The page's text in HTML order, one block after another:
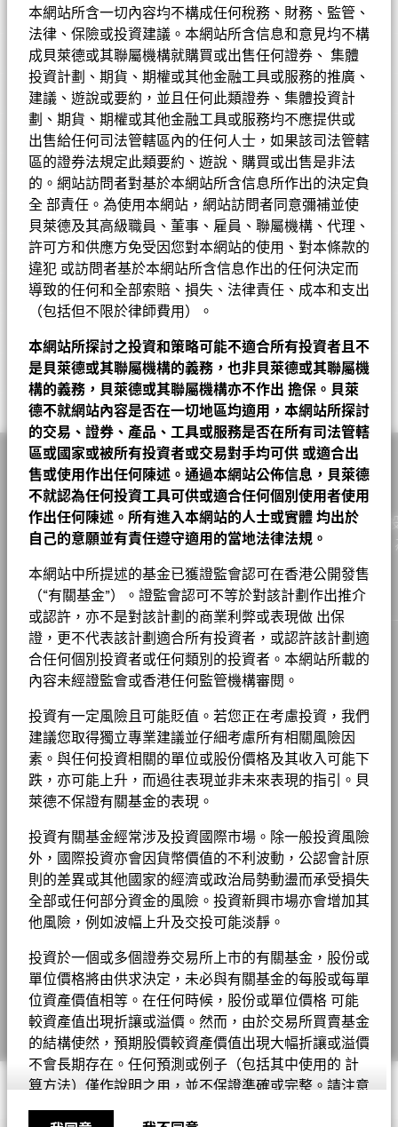
本網站所含一切內容均不構成任何稅務、財務、監管、
法律、保險或投資建議。本網站所含信息和意見均不構
成貝萊德或其聯屬機構就購買或出售任何證券、 集體
投資計劃、期貨、期權或其他金融工具或服務的推廣、
建議、遊說或要約，並且任何此類證券、集體投資計
劃、期貨、期權或其他金融工具或服務均不應提供或
出售給任何司法管轄區內的任何人士，如果該司法管轄
區的證券法規定此類要約、遊說、購買或出售是非法
的。網站訪問者對基於本網站所含信息所作出的決定負
全 部責任。為使用本網站，網站訪問者同意彌補並使
貝萊德及其高級職員、董事、雇員、聯屬機構、代理、
許可方和供應方免受因您對本網站的使用、對本條款的
違犯 或訪問者基於本網站所含信息作出的任何決定而
導致的任何和全部索賠、損失、法律責任、成本和支出
（包括但不限於律師費用）。
本網站所探討之投資和策略可能不適合所有投資者且不
是貝萊德或其聯屬機構的義務，也非貝萊德或其聯屬機
構的義務，貝萊德或其聯屬機構亦不作出 擔保。貝萊
德不就網站內容是否在一切地區均適用，本網站所探討
的交易、證券、產品、工具或服務是否在所有司法管轄
區或國家或被所有投資者或交易對手均可供 或適合出
售或使用作出任何陳述。通過本網站公佈信息，貝萊德
不就認為任何投資工具可供或適合任何個別使用者使用
作出任何陳述。所有進入本網站的人士或實體 均出於
自己的意願並有責任遵守適用的當地法律法規。
本網站中所提述的基金已獲證監會認可在香港公開發售
（“有關基金”）。證監會認可不等於對該計劃作出推介
或認許，亦不是對該計劃的商業利弊或表現做 出保
證，更不代表該計劃適合所有投資者，或認許該計劃適
合任何個別投資者或任何類別的投資者。本網站所載的
內容未經證監會或香港任何監管機構審閱。
投資有一定風險且可能貶值。若您正在考慮投資，我們
建議您取得獨立專業建議並仔細考慮所有相關風險因
素。與任何投資相關的單位或股份價格及其收入可能下
跌，亦可能上升，而過往表現並非未來表現的指引。貝
萊德不保證有關基金的表現。
投資有關基金經常涉及投資國際市場。除一般投資風險
外，國際投資亦會因貨幣價值的不利波動，公認會計原
則的差異或其他國家的經濟或政治局勢動盪而承受損失
全部或任何部分資金的風險。投資新興市場亦會增加其
他風險，例如波幅上升及交投可能淡靜。
投資於一個或多個證券交易所上市的有關基金，股份或
單位價格將由供求決定，未必與有關基金的每股或每單
位資產價值相等。在任何時候，股份或單位價格 可能
較資產值出現折讓或溢價。然而，由於交易所買賣基金
的結構使然，預期股價較資產價值出現大幅折讓或溢價
不會長期存在。任何預測或例子（包括其中使用的 計
算方法）僅作說明之用，並不保證準確或完整。請注意
股份或單位僅限於註冊為參與證券商之人士或實體進行
基金的全部貨幣對沖股份類別使用金融衍生產品以對沖貨幣風險。
股份類別中使用金融衍生產品可能為基金內其他股份類別帶來潛在
風險效應（亦稱為溢出）。該基金的管理公司將確保適當的程序得
以進行，以至對其他股份類別的風險效應減至最低。您只需直接在
基金名稱下方使用下拉式方框，即可查閱這基金內全部股份類別—
貨幣對沖股份類別會於股份類別的名稱中顯示「對沖」的字眼。此
外，如欲索取所有貨幣對沖股份類別的完整列表，應向基金管理公
司提出。
表現
圖表
查看圖表
表現
Chart
Bar chart with 2 data series.
The chart has 1 X axis displaying categories.
The chart has 1 Y axis displaying Values. Range: -6 to 8.
Values
年度回報(%) 參考指標 1
-6
-4
-2
2
4
6
8
End of interactive chart.
2016 2017 2018 2019 2020 2021 2022
回報
(%)
USD
1.66 2.24 1.09 3.50 1.69 -0.71 -3.75
參考
指標
EUR
表現已扣除持續徵收的收費，惟不包括認購和贖回費用。
表現按該時期的資產淨值計算，股息再作投資。表現數據已扣除費
用。
有關數據顯示本基金的股份類別在所示時期內的價值的上升或下跌
幅度。表現按相關股份類別的貨幣計算，包括持續徵收的收費及稅
項，但不包括認購和贖回費用（如適用）。
基金資料
基金總值
截至 2026年8月7日
EUR 1,988,877,053
基金成立日期
1999年1月4日
基準貨幣
EUR
參考指標 1
巴克萊5億歐元1-3年期綜合債券
指數
首次認購費
5.00%
ISIN
LU0456865749
最低其後投資額
USD 1000
註冊地點
盧森堡
管理公司
BlackRock (Luxembourg) S.A.
交易結算日
交易日 + 3 日
彭博代號
BGFA2US
香港證監會認可ESG基金
股份成立日期
2010年1月21日
貨幣(本地)
USD
資產類別
定息收益
SFDR分類
第8條
管理費
0.75%
分銷費)
最低首次投資額
USD 5000
收入用途
累積
監管制度
晨星分類
其他債券
交易頻率
每日
SEDOL
B4V5175
有關費用詳情, 請參閱基金章程。
基本因素及風險
持倉數目
截至 2026年6月30日
508
3年貝他係數
截至 2026年7月31日
1.210
修訂存續期
截至 2026年6月30日
2.47 yrs
有效存續期
截至 2026年6月30日
2.28
WAL to Worst
截至 2026年6月30日
3.48
三年標準差
截至 2026年7月31日
1.77%
到期收益率
截至 2026年6月30日
3.87
最差收益率
截至 2026年6月30日
3.60
加權平均到期日
持股
截至 2026年6月30日
成分股名稱 比重(%)
GERMANY (FEDERAL REPUBLIC OF) 2.1
03/15/2028
6.02
GERMANY (FEDERAL REPUBLIC OF) 2 12/16/2027
FRANCE (REPUBLIC OF) 2.4 09/24/2029
2.20
VEOLIA ENVIRONNEMENT SA MTN RegS 3.209
01/14/2031
1.34
SUMITOMO MITSUI BANKING CORPORATIO MTN
RegS 3.536 04/02/2030
1.18
GERMANY (FEDERAL REPUBLIC OF) 0 08/15/2030
1.15
ROMANIA (REPUBLIC OF) MTN RegS 6.625
09/27/2029
1.11
KBC GROEP NV MTN RegS 4.375 11/23/2027
1.11
NATWEST GROUP PLC MTN RegS 2.105 11/28/2031
1.05
DEUTSCHE BANK AG MTN RegS 4 06/24/2032
1.04
基金以主動方式管理，而其成分將會變動。所示持倉僅供說明用
途，不應視作買賣有關證券的建議。基金細節、持倉和特色均截至
所示日期並可予更改。
投資或會更改
投資分佈
截至 2026年6月30日
比重（%）
企業
52.68 22.20
30.48
政府
15.91 50.60
-34.69
政府有關
14.80 18.41
-3.62
證券化
10.83 0.00
10.83
備兌
5.93 8.79
-2.86
交易所買賣基金
0.02 0.00
現金及衍生產品
-0.16 0.00 -0.16
負比重可能是因特定情況（包括基金購入證券的交易和結算日時
差）及／或為增加或減少市場風險及／或風險管理而利用若干金融
工具（包括衍生工具）所致。投資分佈或會更改。 由於四捨五
入，總額可能不等於100%。
價格及交易所
股份類別 貨幣 淨值 變動 變動(%) 資產淨值截至
EUR 11.77 0.00
A2
EUR 16.44 0.00 0.00
2026年8月7日
A2 對沖股份
USD 14.38 0.01 0.07
2026年8月7日
A2 對沖股份
CHF 10.07 0.00 0.00
2026年8月7日
A3
EUR 11.79 0.00 0.00
2026年8月7日
A4
EUR 14.69 0.00 0.00
2026年8月7日
A4 對沖股份
USD 12.84 0.00 0.00
2026年8月7日
EUR 11.66 0.00 0.00
2026年8月7日
D2
EUR 17.56 0.01 0.06 2026年8月7日
1 至 10 全部: 17
除特別註明外，所有資料截至月底。
基金經理
Giulia Artolli
Georgie Merson
Johan Sjogren
可持續發展特徵
可持續發展特徵可為投資者提供傳統以外的指標，連同其他指標及
資訊，投資者可以用來評估基金在環境、社會、管治(ESG)方面的
特徵。 可持續發展特徵並非目前或未來表現的指引，亦不反映基
金的潛在風險及回報程度。 資訊僅用於提高透明度和僅供參考。
投資者在評估基金時不應單獨或孤立地考慮可持續發展特徵，而是
應看作為其中一項參考資訊。
這些指標並不反映基金如何或會否納入ESG因素。除非在基金文件
中另有註明並包含在基金的投資目標中，否則這些指標不會改變基
金的投資目標或限制基金的可投資領域，亦不代表基金會採用以
ESG或Impact為主的投資策略或排除性篩選。請參閱基金章程以
了解更多關於基金的投資策略。
欲查看MSCI對可持續發展特徵的評估方法，請使用 以下連結
MSCI ESG 基金評級 (AAA-CCC)
截至 2026年7月17日
AA
MSCI ESG 品質得分 (0-10)
截至 2026年7月17日
7.34
基金 Lipper 全球分類
截至 2026年7月17日
Bond EUR Short Term
萬美元銷售額之二氧化碳等量）
截至 2026年7月17日
MSCI ESG % 涵蓋範圍
截至 2026年7月17日
84.94
MSCI ESG 品質得分－同類基金
百分位數
截至 2026年7月17日
56.41
同類基金組別
截至 2026年7月17日
156
MSCI加權平均碳濃度覆蓋百分
比
60.66
業務參與
業務參與指標有助於投資者更全面地瞭解基金可能透過其投資而暴
露在其中的具體活動。
業務參與指標並不代表基金投資目標的，除非基金文件另有說明且
包括在基金投資目標，否則不會改變基金投資目標或限制基金的可
投資領域，也不代表基金將採用 ESG 或影響導向的投資策略或排
除篩選。有關基金投資策略的更多資訊，請參閱基金章程。
要查看業務參與指標背後的 MSCI 方法，可透過以下連結。
MSCI－爭議性武器
截至 2026年6月30日
0.00%
MSCI－核武器
截至 2026年6月30日
0.00%
MSCI－民用槍械
MSCI－煙草
截至 2026年6月30日
0.00%
MSCI－聯合國全球契約違反者
截至 2026年6月30日
0.00%
MSCI－動力煤
截至 2026年6月30日
0.00%
MSCI－油砂
截至 2026年6月30日
0.00%
業務參與涵蓋範圍
截至 2026年6月30日
44.14%
未涵蓋的基金百分比
截至 2026年6月30日
55.83%
如上所示，貝萊德 (BlackRock) 在動力煤和油砂的業務參與部位係
根據 MSCI ESG Research 的定義，針對在動力煤或油砂產生 5%
ESG 整合
ESG 整合
貝萊德在其投資過程中考量許多投資風險。出於為我們的客戶尋求
風險調整後的最佳回報，我們管理可能影響投資組合的重大風險和
機會，包括財務上重大的環境、社會和/或治理（ESG）數據或資
料（如有）。請參閱我們的 《貝萊德ESG整合聲明》，以了解有關
此方法的更多資料，並參閱基金文件，以了解這些重大風險如何在
本産品中被考慮（如適用）。
相關文件
貝萊德歐元短期債券基金 A2 對沖股份 美元 基金
基金章程
貝萊德全球基金 – 基⾦產品資料概要
貝萊德歐元短期債券基金產品資料概要
BGF股息組成資料 (每月)
貝萊德全球基金 - 最新每季派息
貝萊德全球基金 - 最新每月派息
BGF股息組成資料 (每季)
貝萊德全球基金年報及賬目 - 只提供英文版本
貝萊德全球基金中期報告及賬目 - 只提供英文版
作為一家全球投資管理公司及客戶的信託人，貝萊德致力為
實現財務幸福。自1999年以來，我們憑藉領先的金融科技，
戶提供理想的解決方案以協助他們達成其重要投資目標。
集團
工作機會
新聞中心
投資者關係
法律通知
條款及細則
私隱通知
業務連續性
詐騙提示
Cookie通知
Manage cookies
© 2026 BlackRock, Inc版權所有